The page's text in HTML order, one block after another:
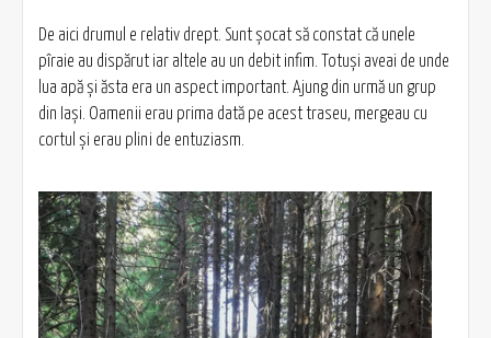
De aici drumul e relativ drept. Sunt șocat să constat că unele
pîraie au dispărut iar altele au un debit infim. Totuși aveai de unde
lua apă și ăsta era un aspect important. Ajung din urmă un grup
din Iași. Oamenii erau prima dată pe acest traseu, mergeau cu
cortul și erau plini de entuziasm.